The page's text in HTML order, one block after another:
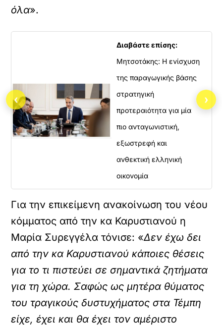
όλα».
Διαβάστε επίσης:
Μητσοτάκης: Η ενίσχυση
της παραγωγικής βάσης
στρατηγική
προτεραιότητα για μία
πιο ανταγωνιστική,
εξωστρεφή και
ανθεκτική ελληνική
οικονομία
Για την επικείμενη ανακοίνωση του νέου
κόμματος από την κα Καρυστιανού η
Μαρία Συρεγγέλα τόνισε: «Δεν έχω δει
από την κα Καρυστιανού κάποιες θέσεις
για το τι πιστεύει σε σημαντικά ζητήματα
για τη χώρα. Σαφώς ως μητέρα θύματος
του τραγικούς δυστυχήματος στα Τέμπη
είχε, έχει και θα έχει τον αμέριστο
‹ ›